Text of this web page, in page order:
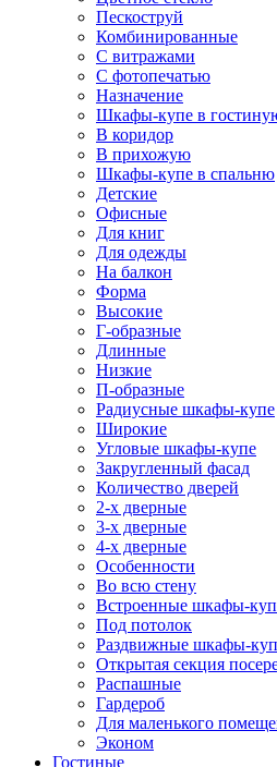
Пескоструй
Комбинированные
С витражами
С фотопечатью
Назначение
Шкафы-купе в
В коридор
В прихожую
Шкафы-купе в спальню
Детские
Офисные
Для книг
Для одежды
На балкон
Форма
Высокие
Г-образные
Длинные
Низкие
П-образные
Радиусные шкафы-купе
Широкие
Угловые шкафы-купе
Закругленный фасад
Количество дверей
2-х дверные
3-х дверные
4-х дверные
Особенности
Во всю стену
Встроенные шкафы-
Под потолок
Раздвижные шкафы-
Открытая секция
Распашные
Гардероб
Для маленького
Эконом
Гостиные